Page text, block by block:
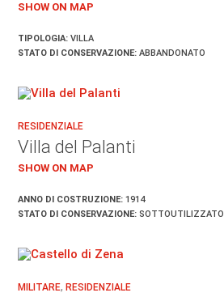
SHOW ON MAP
TIPOLOGIA: VILLA
STATO DI CONSERVAZIONE: ABBANDONATO
RESIDENZIALE
Villa del Palanti
SHOW ON MAP
ANNO DI COSTRUZIONE: 1914
STATO DI CONSERVAZIONE: SOTTOUTILIZZATO
MILITARE, RESIDENZIALE